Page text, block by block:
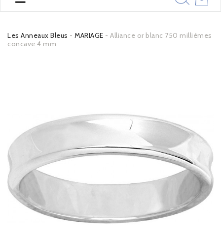
Les Anneaux Bleus MARIAGE
Alliance or blanc 750 millièmes
concave 4 mm